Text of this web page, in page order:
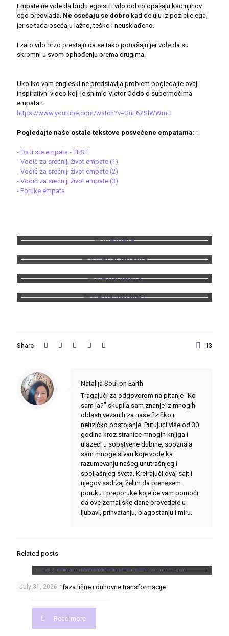
Empate ne vole da budu egoisti i vrlo dobro opažaju kad njihov
ego preovlada. Ne osećaju se dobro kad deluju iz pozicije ega,
jer se tada osećaju lažno, teško i neusklađeno.
I zato vrlo brzo prestaju da se tako ponašaju jer vole da su
skromni u svom ophođenju prema drugima.
Ukoliko vam engleski ne predstavlja problem pogledajte ovaj
inspirativni video koji je snimio Victor Oddo o supermoćima
empata :
https://www.youtube.com/watch?v=GuF6ZSlWWmU
Pogledajte naše ostale tekstove posvećene empatama: :
- Da li ste empata - TEST
- Vodič za srećniji život empate (1)
- Vodič za srećniji život empate (2)
- Vodič za srećniji život empate (3)
- Poruke empata
Share 13
Natalija Soul on Earth
Tragajući za odgovorom na pitanje “Ko
sam ja?” skupila sam znanje iz mnogih
oblasti vezanih za naše fizičko i
nefizičko postojanje. Putujući više od 30
godina kroz stranice mnogih knjiga i
ulazeći u sopstvene dubine, spoznala
sam mnoge stvari koje vode ka
razumevanju našeg unutrašnjeg i
spoljašnjeg sveta. Kreirajući ovaj sajt i
njegov sadržaj želim da prenesem
poruku i preporuke koje će vam pomoći
da ove zemaljske dane provedete u
ljubavi, prihvatanju, blagostanju i miru.
Related posts
July 31, 2026
Put heroja – 17 faza lične i duhovne transformacije
Read more